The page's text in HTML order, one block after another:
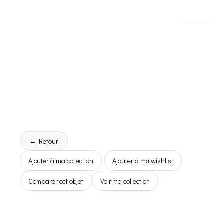
← Retour
Ajouter à ma collection Ajouter à ma wishlist
Comparer cet objet Voir ma collection